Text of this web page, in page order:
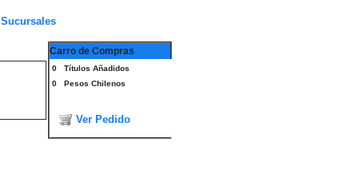
Sucursales
Carro de Compras
0 Títulos Añadidos
0 Pesos Chilenos
Ver Pedido